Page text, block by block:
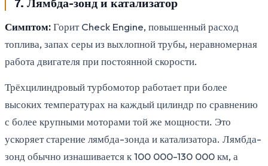
Симптом:Горит Check Engine, повышенный расход
топлива, запах серы из выхлопной трубы, неравномерная
работа двигателя при постоянной скорости.
Трёхцилиндровый турбомотор работает при более
высоких температурах на каждый цилиндр по сравнению
с более крупными моторами той же мощности. Это
ускоряет старение лямбда-зонда и катализатора. Лямбда-
зонд обычно изнашивается к 100 000-130 000 км, а